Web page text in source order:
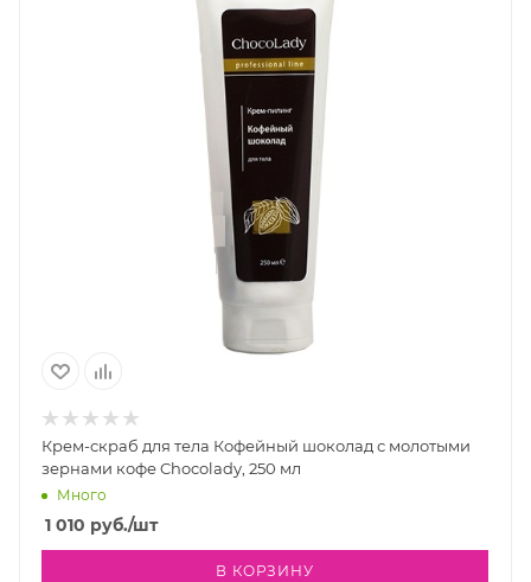
Крем-скраб для тела Кофейный шоколад с молотыми
зернами кофе Chocolady, 250 мл
Много
1 010 руб./шт
В КОРЗИНУ